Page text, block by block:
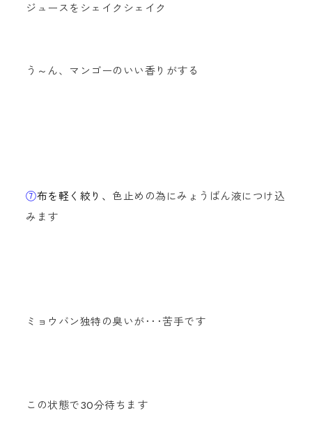
ジュースをシェイクシェイク
う～ん、マンゴーのいい香りがする
⑦布を軽く絞り、 色止めの為にみょうばん液につけ込
みます
ミョウバン独特の臭いが･･･苦手です
この状態で30分待ちます